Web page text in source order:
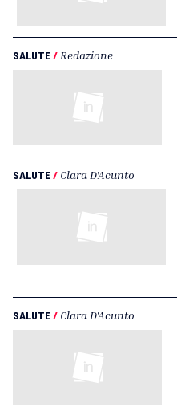
SALUTE/ Redazione
SALUTE/ Clara D'Acunto
SALUTE/ Clara D'Acunto